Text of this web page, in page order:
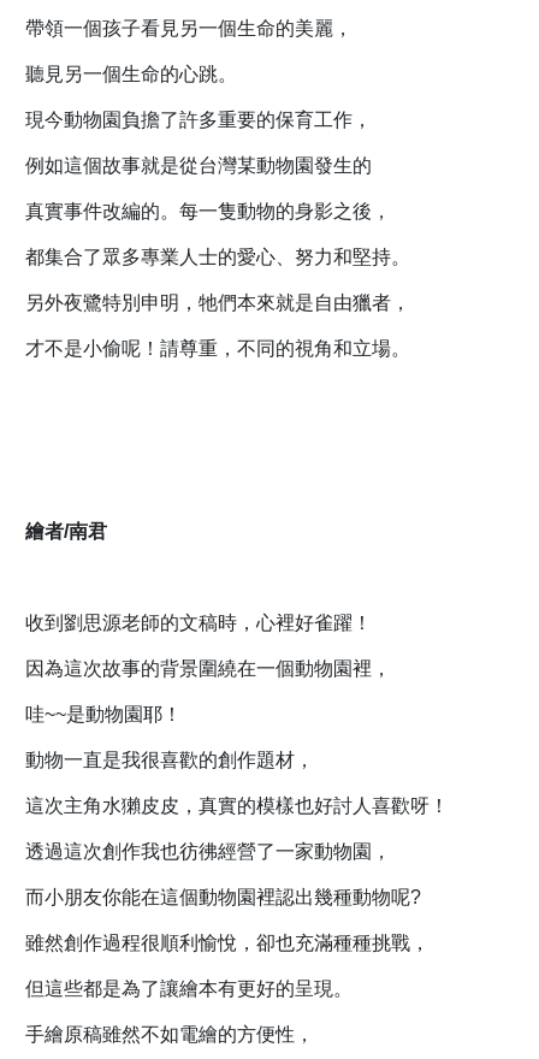
帶領一個孩子看見另一個生命的美麗，
聽見另一個生命的心跳。
現今動物園負擔了許多重要的保育工作，
例如這個故事就是從台灣某動物園發生的
真實事件改編的。每一隻動物的身影之後，
都集合了眾多專業人士的愛心、努力和堅持。
另外夜鷺特別申明，牠們本來就是自由獵者，
才不是小偷呢！請尊重，不同的視角和立場。
繪者/南君
收到劉思源老師的文稿時，心裡好雀躍！
因為這次故事的背景圍繞在一個動物園裡，
哇~~是動物園耶！
動物一直是我很喜歡的創作題材，
這次主角水獺皮皮，真實的模樣也好討人喜歡呀！
透過這次創作我也彷彿經營了一家動物園，
而小朋友你能在這個動物園裡認出幾種動物呢?
雖然創作過程很順利愉悅，卻也充滿種種挑戰，
但這些都是為了讓繪本有更好的呈現。
手繪原稿雖然不如電繪的方便性，